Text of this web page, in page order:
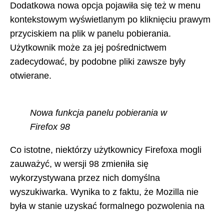
Dodatkowa nowa opcja pojawiła się też w menu
kontekstowym wyświetlanym po kliknięciu prawym
przyciskiem na plik w panelu pobierania.
Użytkownik może za jej pośrednictwem
zadecydować, by podobne pliki zawsze były
otwierane.
Nowa funkcja panelu pobierania w
Firefox 98
Co istotne, niektórzy użytkownicy Firefoxa mogli
zauważyć, w wersji 98 zmieniła się
wykorzystywana przez nich domyślna
wyszukiwarka. Wynika to z faktu, że Mozilla nie
była w stanie uzyskać formalnego pozwolenia na